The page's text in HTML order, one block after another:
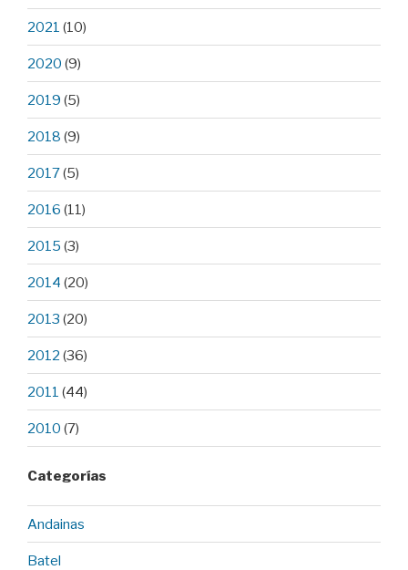
2021 (10)
2020 (9)
2019 (5)
2018 (9)
2017(5)
2016 (11)
2015 (3)
2014 (20)
2013 (20)
2012 (36)
2011 (44)
2010 (7)
Categorías
Andainas
Batel